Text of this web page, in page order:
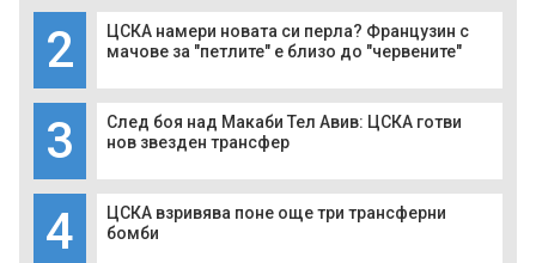
2
ЦСКА намери новата си перла? Французин с
мачове за "петлите" е близо до "червените"
3
След боя над Макаби Тел Авив: ЦСКА готви
нов звезден трансфер
4
ЦСКА взривява поне още три трансферни
бомби